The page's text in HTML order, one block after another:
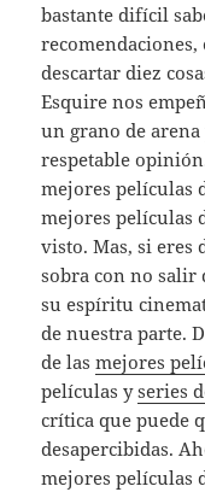
bastante difícil
descartar diez
Esquire nos
un grano de
respetable
mejores películas
mejores películas
visto. Mas, si eres
sobra con no salir
su espíritu
de nuestra parte.
de lasmejores
películas yseries
crítica que puede
desapercibidas.
mejores películas